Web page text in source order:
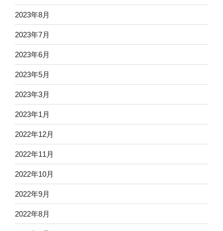
2023年8月
2023年7月
2023年6月
2023年5月
2023年3月
2023年1月
2022年12月
2022年11月
2022年10月
2022年9月
2022年8月